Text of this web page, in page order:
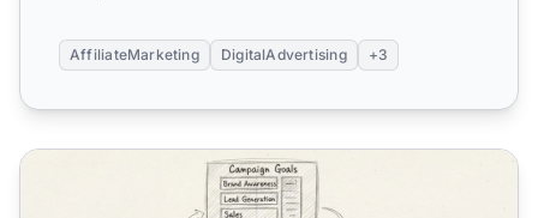
AffiliateMarketing DigitalAdvertising +3
Cómo determinar los límites óptimos de frecuencia para